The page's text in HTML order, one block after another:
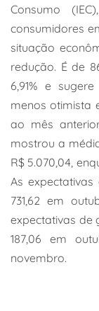
Consumo
consumidores
situação
redução. É de
6,91% e
menos otimista
ao mês
mostrou a
R$ 5.070,04,
As
731,62 em
expectativas de
187,06 em
novembro.